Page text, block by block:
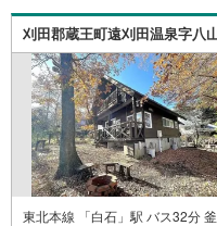
しください。営業
※店舗により変動あ
ぞお気軽にお問い
刈田郡蔵王町遠刈田温泉字八
東北本線 「白石」駅 バス32分